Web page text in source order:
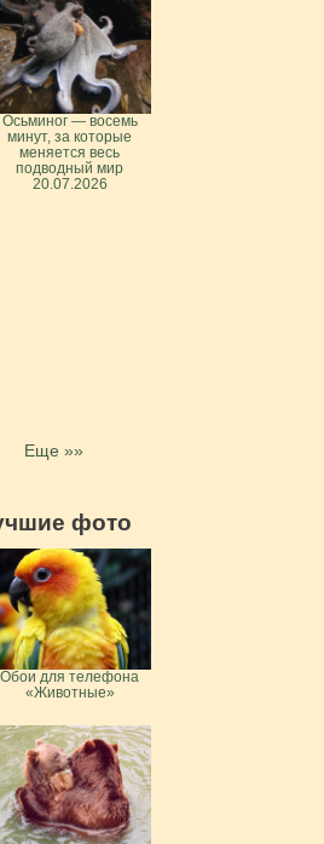
Осьминог — восемь
минут, за которые
меняется весь
подводный мир
20.07.2026
Еще »»
фото
Обои для телефона
«Животные»